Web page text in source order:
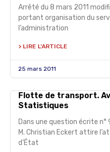
Arrêté du 8 mars 2011
portant organisation du
l’administration
> LIRE L'ARTICLE
25 mars 2011
Flotte de transport.
Statistiques
Dans une question écrite
M. Christian Eckert attire
d’État